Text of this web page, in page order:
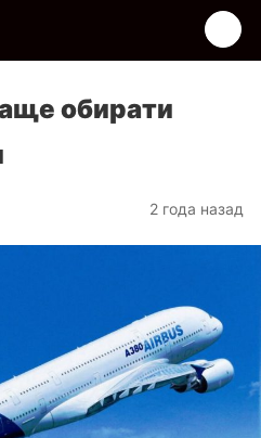
обирати
2 года назад